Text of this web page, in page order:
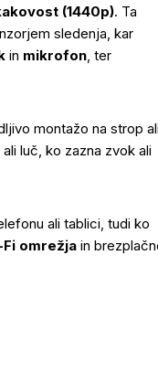
(1440p). Ta
sledenja, kar
in mikrofon, ter
montažo na strop ali
luč, ko zazna zvok ali
ali tablici, tudi ko
omrežja in